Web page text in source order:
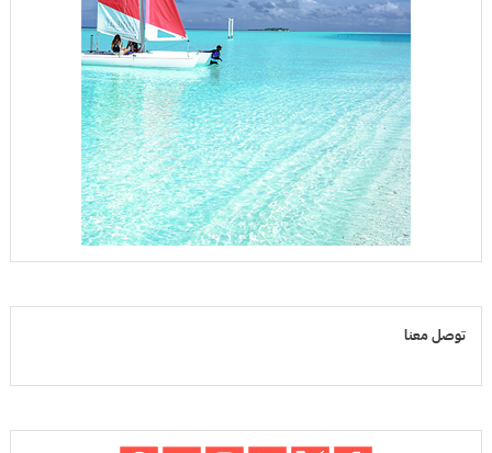
توصل معنا